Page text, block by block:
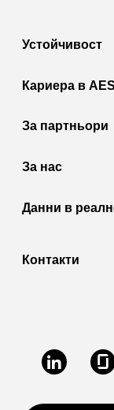
Footer:
Устойчивост
Кариера в AES
За партньори
За нас
Данни в
Контакти
LinkedIn